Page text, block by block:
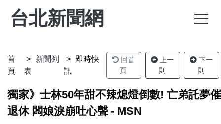
台北新聞網
首
頁
新聞列
表
即時快
訊
回首
頁
上一
則
下一
則
獨家》士林50年甜不辣熄燈倒數! 亡弟託夢催
退休 闆娘淚崩吐心聲 - MSN